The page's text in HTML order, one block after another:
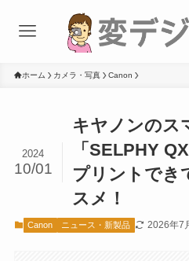
ホーム カメラ・写真 Canon
キヤノンのス
「SELPHY
プリントでき
スメ！
2024
10/01
Canon ニュース・新製品 2026年7